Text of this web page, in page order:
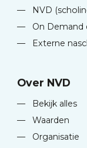
—
NVD
—
On Demand
—
Externe
Over NVD
—
Bekijk alles
—
Waarden
—
Organisatie